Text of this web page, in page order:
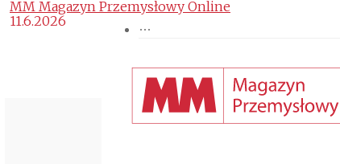
MM Magazyn Przemysłowy Online
11.6.2026